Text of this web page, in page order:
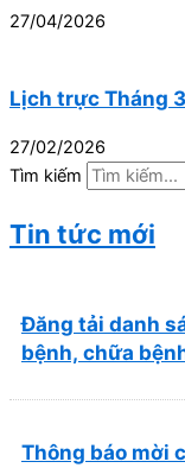
27/04/2026
Lịch trực Tháng
27/02/2026
Tìm kiếm
Tin tức mới
Đăng tải danh
bệnh, chữa
Thông báo mời